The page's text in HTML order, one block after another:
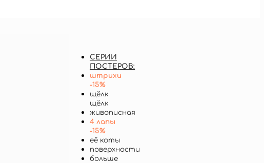
СЕРИИ
ПОСТЕРОВ:
штрихи
-15%
щёлк
щёлк
живописная
4 лапы
-15%
её коты
поверхности
больше